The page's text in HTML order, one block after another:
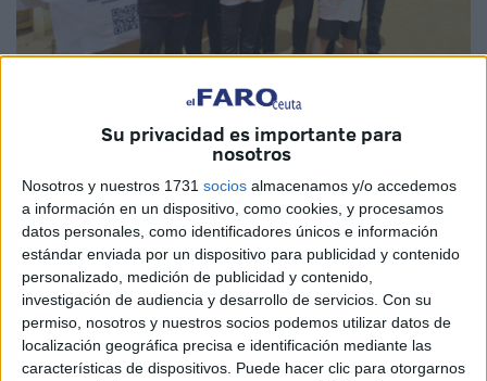
Su privacidad es importante para
nosotros
Nosotros y nuestros 1731 socios almacenamos y/o accedemos
a información en un dispositivo, como cookies, y procesamos
datos personales, como identificadores únicos e información
estándar enviada por un dispositivo para publicidad y contenido
personalizado, medición de publicidad y contenido,
investigación de audiencia y desarrollo de servicios. Con su
permiso, nosotros y nuestros socios podemos utilizar datos de
localización geográfica precisa e identificación mediante las
características de dispositivos. Puede hacer clic para otorgarnos
Las selecciones de Ceuta depetancahan realizado un
gran papel en su participación en elCampeonato de
España de Liga Nacional de Comunidades Autónomas
celebrado en la localidad madrileña de Torrejón de Ardoz
organizado por la Federación Española de Petanca y la
colaboración de la Federación Madrileña.